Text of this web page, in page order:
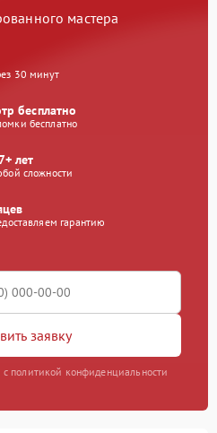
мастера
30 минут
бесплатно
бесплатно
лет
сложности
гарантию
заявку
политикой конфиденциальности